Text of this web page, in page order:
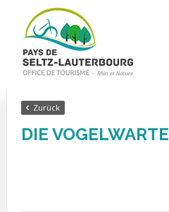
Zurück
DIE VOGELWARTE